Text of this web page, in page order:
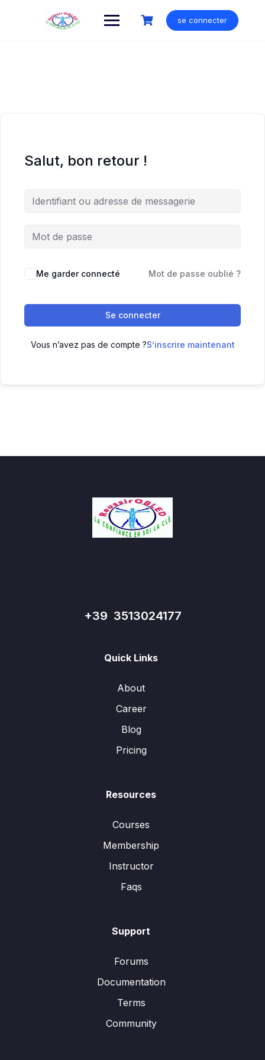
se connecter
Salut, bon retour !
Me garder connecté Mot de passe oublié ?
Se connecter
Vous n’avez pas de compte ?S’inscrire maintenant
+39 3513024177
Quick Links
About
Career
Blog
Pricing
Resources
Courses
Membership
Instructor
Faqs
Support
Forums
Documentation
Terms
Community